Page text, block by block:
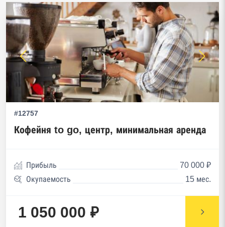
#12757
Кофейня to go, центр, минимальная аренда
Прибыль
70 000 ₽
Окупаемость
15 мес.
1 050 000 ₽